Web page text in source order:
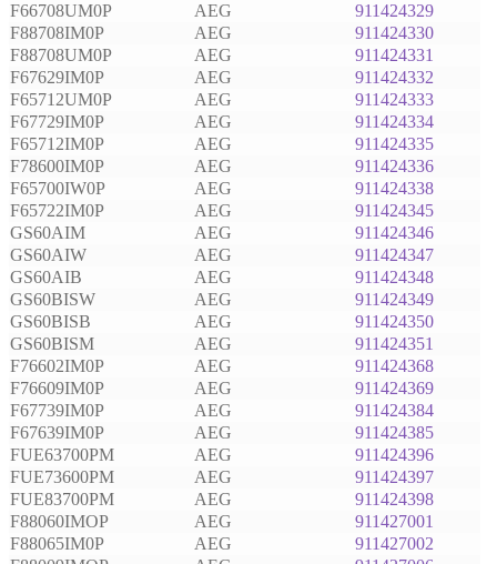
F66708UM0P
AEG
911424329
F88708IM0P
AEG
911424330
F88708UM0P
AEG
911424331
F67629IM0P
AEG
911424332
F65712UM0P
AEG
911424333
F67729IM0P
AEG
911424334
F65712IM0P
AEG
911424335
F78600IM0P
AEG
911424336
F65700IW0P
AEG
911424338
F65722IM0P
AEG
911424345
GS60AIM
AEG
911424346
GS60AIW
AEG
911424347
GS60AIB
AEG
911424348
GS60BISW
AEG
911424349
GS60BISB
AEG
911424350
GS60BISM
AEG
911424351
F76602IM0P
AEG
911424368
F76609IM0P
AEG
911424369
F67739IM0P
AEG
911424384
F67639IM0P
AEG
911424385
FUE63700PM
AEG
911424396
FUE73600PM
AEG
911424397
FUE83700PM
AEG
911424398
F88060IMOP
AEG
911427001
F88065IM0P
AEG
911427002